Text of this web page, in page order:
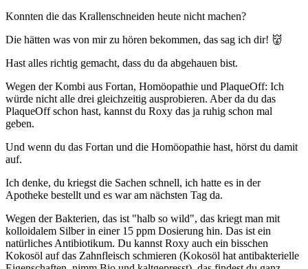
Konnten die das Krallenschneiden heute nicht machen?
Die hätten was von mir zu hören bekommen, das sag ich dir! 👹
Hast alles richtig gemacht, dass du da abgehauen bist.
Wegen der Kombi aus Fortan, Homöopathie und PlaqueOff: Ich
würde nicht alle drei gleichzeitig ausprobieren. Aber da du das
PlaqueOff schon hast, kannst du Roxy das ja ruhig schon mal
geben.
Und wenn du das Fortan und die Homöopathie hast, hörst du damit
auf.
Ich denke, du kriegst die Sachen schnell, ich hatte es in der
Apotheke bestellt und es war am nächsten Tag da.
Wegen der Bakterien, das ist "halb so wild", das kriegt man mit
kolloidalem Silber in einer 15 ppm Dosierung hin. Das ist ein
natürliches Antibiotikum. Du kannst Roxy auch ein bisschen
Kokosöl auf das Zahnfleisch schmieren (Kokosöl hat antibakterielle